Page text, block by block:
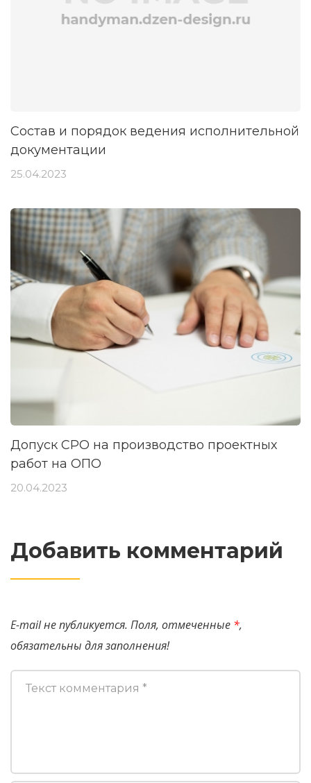
Состав и порядок ведения исполнительной
документации
25.04.2023
Допуск СРО на производство проектных
работ на ОПО
20.04.2023
Добавить комментарий
E-mail не публикуется. Поля, отмеченные *,
обязательны для заполнения!